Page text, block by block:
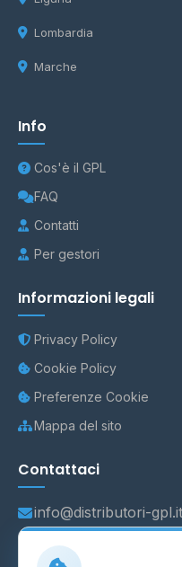
Lombardia
Marche
Info
Cos'è il GPL
FAQ
Contatti
Per gestori
Informazioni legali
Privacy Policy
Cookie Policy
Preferenze Cookie
Mappa del sito
Contattaci
info@distributori-gpl.it